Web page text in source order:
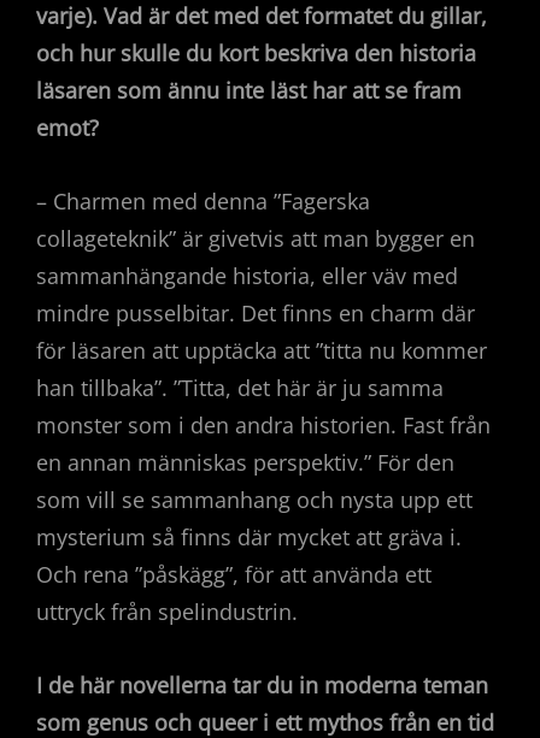
varje). Vad är det med det formatet du gillar,
och hur skulle du kort beskriva den historia
läsaren som ännu inte läst har att se fram
emot?
– Charmen med denna ”Fagerska
collageteknik” är givetvis att man bygger en
sammanhängande historia, eller väv med
mindre pusselbitar. Det finns en charm där
för läsaren att upptäcka att ”titta nu kommer
han tillbaka”. ”Titta, det här är ju samma
monster som i den andra historien. Fast från
en annan människas perspektiv.” För den
som vill se sammanhang och nysta upp ett
mysterium så finns där mycket att gräva i.
Och rena ”påskägg”, för att använda ett
uttryck från spelindustrin.
I de här novellerna tar du in moderna teman
som genus och queer i ett mythos från en tid